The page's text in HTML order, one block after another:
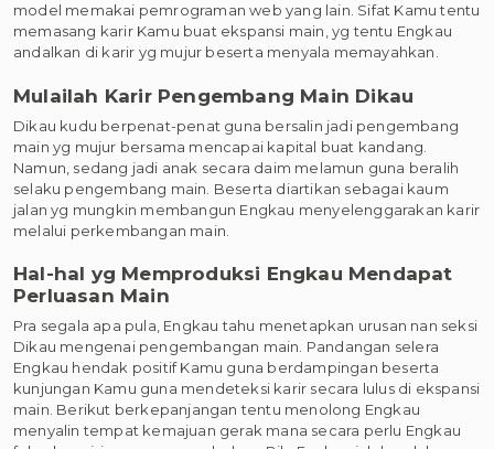
model memakai pemrograman web yang lain. Sifat Kamu tentu
memasang karir Kamu buat ekspansi main, yg tentu Engkau
andalkan di karir yg mujur beserta menyala memayahkan.
Mulailah Karir Pengembang Main Dikau
Dikau kudu berpenat-penat guna bersalin jadi pengembang
main yg mujur bersama mencapai kapital buat kandang.
Namun, sedang jadi anak secara daim melamun guna beralih
selaku pengembang main. Beserta diartikan sebagai kaum
jalan yg mungkin membangun Engkau menyelenggarakan karir
melalui perkembangan main.
Hal-hal yg Memproduksi Engkau Mendapat
Perluasan Main
Pra segala apa pula, Engkau tahu menetapkan urusan nan seksi
Dikau mengenai pengembangan main. Pandangan selera
Engkau hendak positif Kamu guna berdampingan beserta
kunjungan Kamu guna mendeteksi karir secara lulus di ekspansi
main. Berikut berkepanjangan tentu menolong Engkau
menyalin tempat kemajuan gerak mana secara perlu Engkau